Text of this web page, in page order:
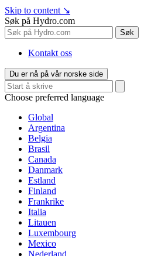
Skip to content ↘
Søk på Hydro.com
Søk
Kontakt oss
Du er nå på vår norske side
Choose preferred language
Global
Argentina
Belgia
Brasil
Canada
Danmark
Estland
Finland
Frankrike
Italia
Litauen
Luxembourg
Mexico
Nederland